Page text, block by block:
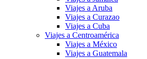
Viajes a Aruba
Viajes a Curazao
Viajes a Cuba
Viajes a Centroamérica
Viajes a México
Viajes a Guatemala